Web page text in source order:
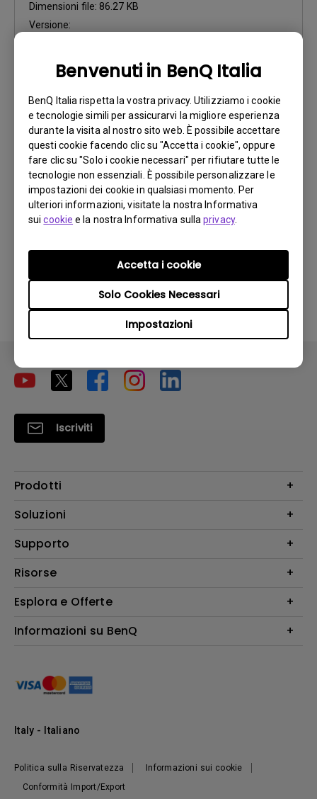
Benvenuti in BenQ Italia
BenQ Italia rispetta la vostra privacy. Utilizziamo i cookie
e tecnologie simili per assicurarvi la migliore esperienza
durante la visita al nostro sito web. È possibile accettare
questi cookie facendo clic su "Accetta i cookie", oppure
fare clic su "Solo i cookie necessari" per rifiutare tutte le
tecnologie non essenziali. È possibile personalizzare le
impostazioni dei cookie in qualsiasi momento. Per
ulteriori informazioni, visitate la nostra Informativa
suicookie e la nostra Informativa sullaprivacy.
Impostazioni
Solo Cookies Necessari
Accetta i cookie
Dimensioni file: 86.27 KB
Versione:
Anteprima
Manuale utente
Manuale Utente
Aggiorna:2008/10/16
Lingua: Italian
Versione:
Iscriviti
Prodotti
Videoproiettori
Illuminazione
Altoparlante
Soluzioni
Education/Formazione
Supporto
Contatti
FAQ BenQ Shop
Returns BenQ Shop
Risorse
Find Your Perfect Projector
Centro informazioni
Esplora e Offerte
Events, Promotions & Webinars
Informazioni su BenQ
Responsabilità sociale d'impresa
Notizie
Politica sulla Riservatezza
Informazioni sui cookie
Conformità Import/Export
Italy - Italiano